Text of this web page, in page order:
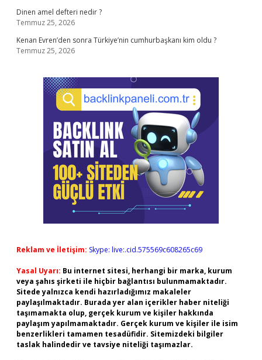
Dinen amel defteri nedir ?
Temmuz 25, 2026
Kenan Evren’den sonra Türkiye’nin cumhurbaşkanı kim oldu ?
Temmuz 25, 2026
Reklam ve İletişim: Skype: live:.cid.575569c608265c69
Yasal Uyarı: Bu internet sitesi, herhangi bir marka, kurum
veya şahıs şirketi ile hiçbir bağlantısı bulunmamaktadır.
Sitede yalnızca kendi hazırladığımız makaleler
paylaşılmaktadır. Burada yer alan içerikler haber niteliği
taşımamakta olup, gerçek kurum ve kişiler hakkında
paylaşım yapılmamaktadır. Gerçek kurum ve kişiler ile isim
benzerlikleri tamamen tesadüfidir. Sitemizdeki bilgiler
taslak halindedir ve tavsiye niteliği taşımazlar.